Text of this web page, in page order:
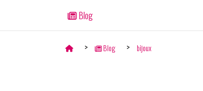
Blog
Blog bijoux